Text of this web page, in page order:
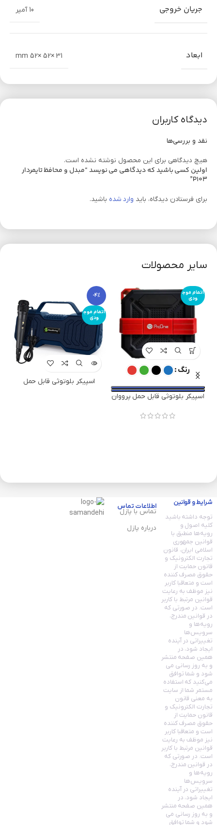
جریان خروجی 10 آمپر
ابعاد mm 52× 52× 31
دیدگاه کاربران
نقد و بررسی‌ها
هیچ دیدگاهی برای این محصول نوشته نشده است.
اولین کسی باشید که دیدگاهی می نویسد “مبدل و محافظ تایمردار
P103”
برای فرستادن دیدگاه، باید وارد شده باشید.
سایر محصولات
اتمام موج
ودی
رنگ
اسپیکر بلوتوثی قابل حمل پرووان
-4%
اتمام موج
ودی
اسپیکر بلوتوثی قابل حمل
شرایط و قوانین
توجه داشته باشید
کلیه اصول و
رویه‏‌ها منطبق با
قوانین جمهوری
اسلامی ایران، قانون
تجارت الکترونیک و
قانون حمایت از
حقوق مصرف کننده
است و متعاقبا کاربر
نیز موظف به رعایت
قوانین مرتبط با کاربر
است. در صورتی که
در قوانین مندرج،
رویه‏‌ها و
سرویس‏‌ها
تغییراتی در آینده
ایجاد شود، در
همین صفحه منتشر
و به روز رسانی می
شود و شما توافق
می‏‌کنید که استفاده
مستمر شما از سایت
به معنی قانون
تجارت الکترونیک و
قانون حمایت از
حقوق مصرف کننده
است و متعاقبا کاربر
نیز موظف به رعایت
قوانین مرتبط با کاربر
است. در صورتی که
در قوانین مندرج،
رویه‏‌ها و
سرویس‏‌ها
تغییراتی در آینده
ایجاد شود، در
همین صفحه منتشر
و به روز رسانی می
شود و شما توافق
اطلاعات تماس
تماس با پازل
درباره پازل